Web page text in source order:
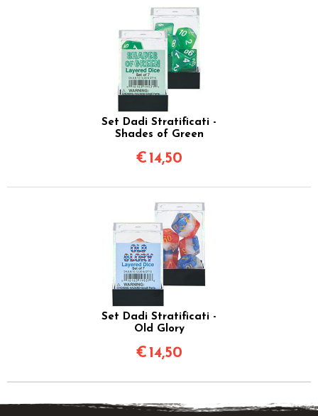
Set Dadi Stratificati -
Shades of Green
€ 14,50
Set Dadi Stratificati -
Old Glory
€ 14,50